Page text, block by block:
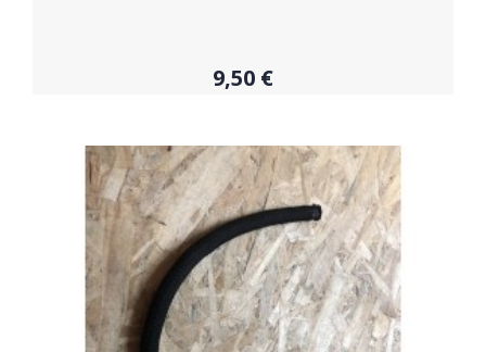
Plus de détails
9,50 €